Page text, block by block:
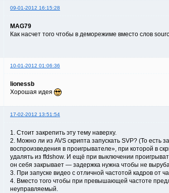
09-01-2012 16:15:28
MAG79
Как насчет того чтобы в деморежиме вместо слов
10-01-2012 01:06:36
lionessb
Хорошая идея
17-02-2012 13:51:54
1. Стоит закрепить эту тему наверху.
2. Можно ли из AVS скрипта запускать SVP? (То есть
воспроизведения в проигрывателе», при которой в
удалять из ffdshow. И ещё при выключении
он себя закрывает — задержка нужна чтобы не
3. При запуске видео с отличной частотой кадров от
4. Вместо того чтобы при превышающей частоте
неуправляемый.